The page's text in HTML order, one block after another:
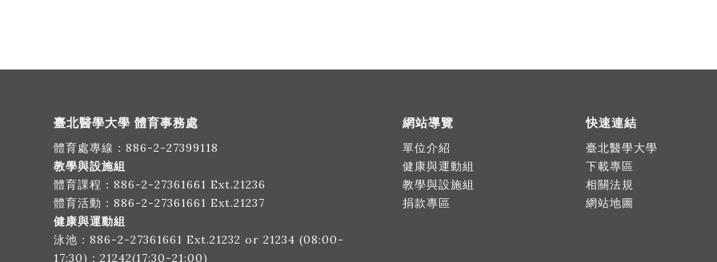
臺北醫學大學 體育事務處
體育處專線： 886-2-27399118
教學與設施組
體育課程： 886-2-27361661 Ext.21236
體育活動： 886-2-27361661 Ext.21237
健康與運動組
泳池： 886-2-27361661 Ext.21232 or 21234 (08:00-
17:30)；21242(17:30-21:00)
網站導覽
單位介紹
健康與運動組
教學與設施組
捐款專區
快速連結
臺北醫學大學
下載專區
相關法規
網站地圖